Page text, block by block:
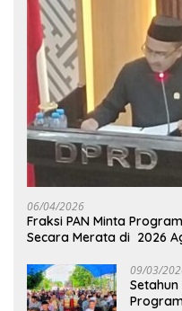
06/04/2026
Fraksi PAN Minta
Secara Merata di 2026
09/03/